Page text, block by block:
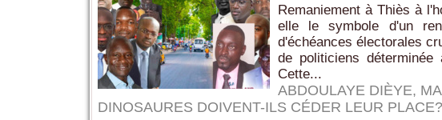
Remaniement à Thiès à
elle le symbole d'un
d'échéances électorales
de politiciens
Cette...
ABDOULAYE DIÈYE,
DINOSAURES DOIVENT-ILS CÉDER LEUR PLACE?